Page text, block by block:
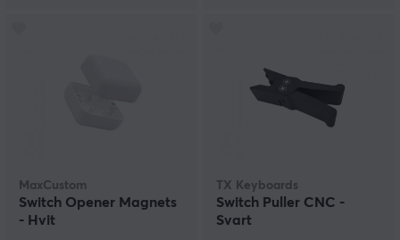
MaxCustom
Switch Opener Magnets
- Hvit
TX Keyboards
Switch Puller CNC -
Svart